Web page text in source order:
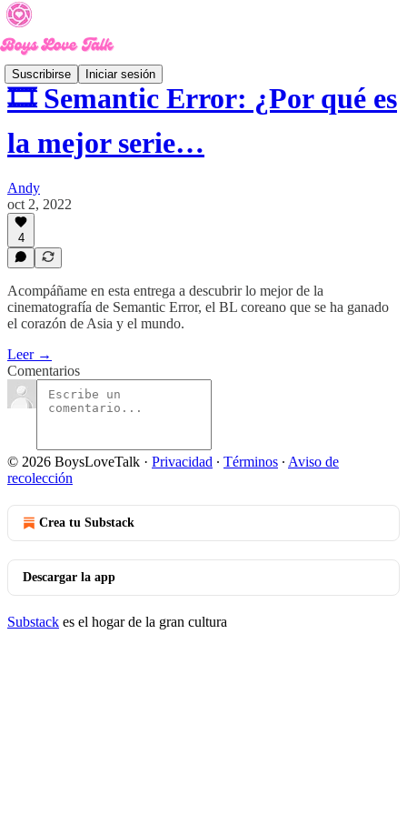
Suscribirse Iniciar sesión
🎞 Semantic Error: ¿Por qué es
la mejor serie…
Andy
oct 2, 2022
4
Acompáñame en esta entrega a descubrir lo mejor de la
cinematografía de Semantic Error, el BL coreano que se ha ganado
el corazón de Asia y el mundo.
Leer →
Comentarios
© 2026 BoysLoveTalk · Privacidad ∙ Términos ∙ Aviso de
recolección
Crea tu Substack
Descargar la app
Substack es el hogar de la gran cultura